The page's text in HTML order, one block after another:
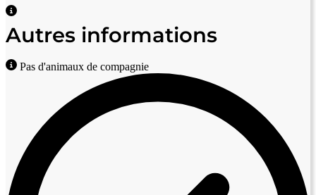
Autres informations
Pas d'animaux de compagnie